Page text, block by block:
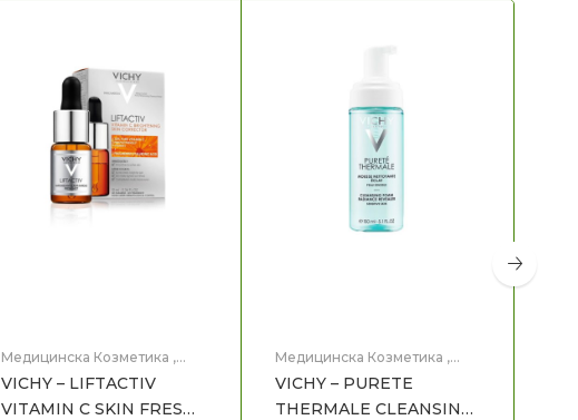
Медицинска Козметика ,
VICHY – LIFTACTIV
VITAMIN C SKIN FRESH
Медицинска Козметика ,
VICHY – PURETE
THERMALE CLEANSING